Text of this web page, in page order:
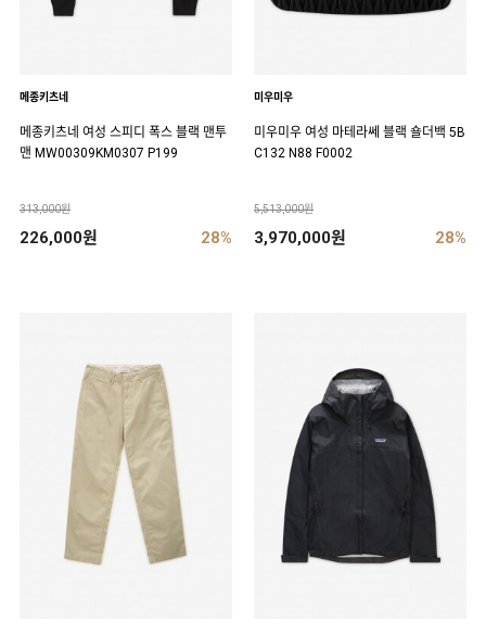
메종키츠네
메종키츠네 여성 스피디 폭스 블랙 맨투
맨 MW00309KM0307 P199
313,000원
226,000원 28%
미우미우
미우미우 여성 마테라쎄 블랙 숄더백 5B
C132 N88 F0002
5,513,000원
3,970,000원 28%